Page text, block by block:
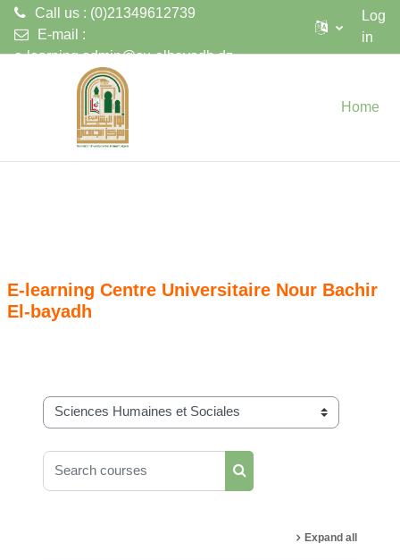
Call us : (0)21349612739
E-mail :
e-learning.admin@cu-elbayadh.dz
Log
in
Home
E-learning Centre Universitaire Nour Bachir
El-bayadh
Course categories
Search courses
Search courses
Expand all